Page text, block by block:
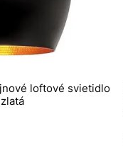
loftové svietidlo